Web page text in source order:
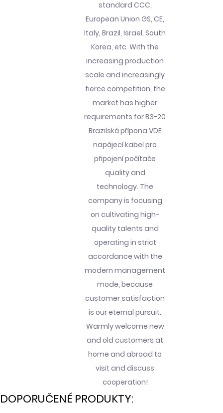
standard CCC,
European Union GS, CE,
Italy, Brazil, Israel, South
Korea, etc. With the
increasing production
scale and increasingly
fierce competition, the
market has higher
requirements for B3-20
Brazilská přípona VDE
napájecí kabel pro
připojení počítače
quality and
technology. The
company is focusing
on cultivating high-
quality talents and
operating in strict
accordance with the
modern management
mode, because
customer satisfaction
is our eternal pursuit.
Warmly welcome new
and old customers at
home and abroad to
visit and discuss
cooperation!
DOPORUČENÉ PRODUKTY: